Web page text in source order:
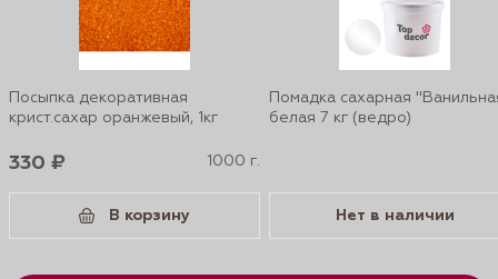
Посыпка декоративная
крист.сахар оранжевый, 1кг
330 ₽ 1000 г.
В корзину
Помадка сахарная
белая 7 кг (ведро)
Нет в наличии